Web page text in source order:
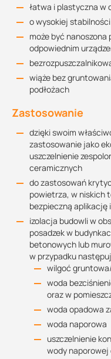
łatwa i plastyczna w
o wysokiej stabilności
może być
odpowiednim
wiąże bez
podłożach
Zastosowanie
dzięki swoim
zastosowanie jako
uszczelnienie
ceramicznych
do zastosowań
powietrza, w niskich
bezpieczną aplikację
izolacja budowli w
posadzek w
betonowych lub
w przypadku
wilgoć
woda
oraz w
woda opadowa
woda naporowa
uszczelnienie
wody